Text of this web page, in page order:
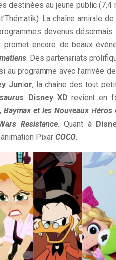
destinées au jeune public
La chaîne amirale
devenus
promet encore de beaux
. Des partenariats
au programme avec l’arrivée
Junior, la chaîne des tout
. Disney XD revient en
Baymax et les Nouveaux Héros
Resistance. Quant à
Pixar COCO.